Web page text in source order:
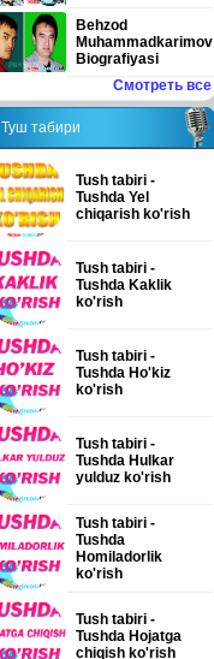
Behzod
Muhammadkarimov
Biografiyasi
Смотреть все
Туш табири
Tush tabiri -
Tushda Yel
chiqarish ko'rish
Tush tabiri -
Tushda Kaklik
ko'rish
Tush tabiri -
Tushda Ho'kiz
ko'rish
Tush tabiri -
Tushda Hulkar
yulduz ko'rish
Tush tabiri -
Tushda
Homiladorlik
ko'rish
Tush tabiri -
Tushda Hojatga
chiqish ko'rish